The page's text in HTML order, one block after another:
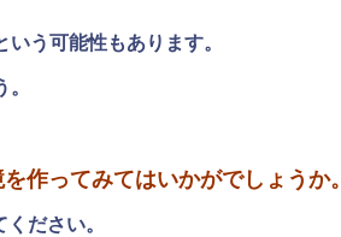
う可能性もあります。
作ってみてはいかがでしょうか。
ださい。